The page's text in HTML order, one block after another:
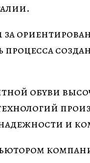
за
обуви
и